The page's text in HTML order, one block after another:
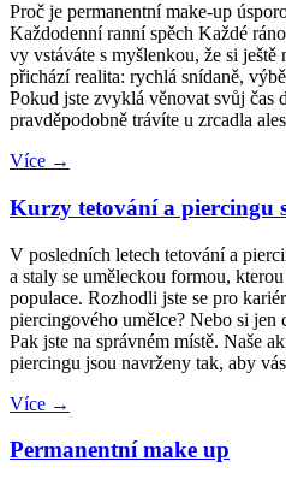
Proč je permanentní make-up
Každodenní ranní spěch Každé
vy vstáváte s myšlenkou, že si
přichází realita: rychlá snídaně,
Pokud jste zvyklá věnovat svůj čas
pravděpodobně trávíte u zrcadla
Více →
Kurzy tetování a piercingu
V posledních letech tetování a
a staly se uměleckou formou,
populace. Rozhodli jste se pro
piercingového umělce? Nebo si jen
Pak jste na správném místě. Naše
piercingu jsou navrženy tak, aby
Více →
Permanentní make up